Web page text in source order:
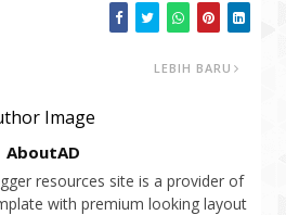
LEBIH BARU
AboutAD
resources site is a provider of
with premium looking layout